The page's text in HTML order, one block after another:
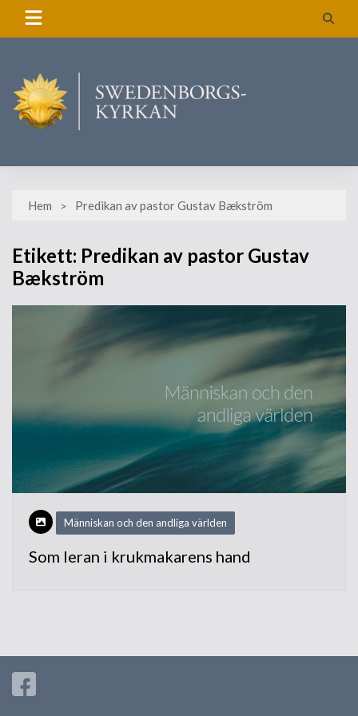
Hem Predikan av pastor Gustav Bækström
Etikett: Predikan av pastor Gustav
Bækström
Människan och den andliga världen
Som leran i krukmakarens hand